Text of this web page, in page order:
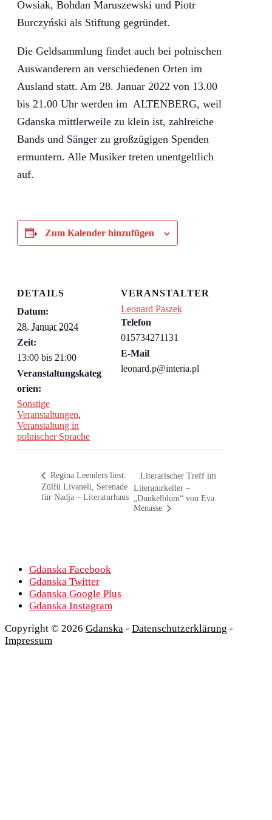
Owsiak, Bohdan Maruszewski und Piotr
Burczyński als Stiftung gegründet.
Die Geldsammlung findet auch bei polnischen
Auswanderern an verschiedenen Orten im
Ausland statt. Am 28. Januar 2022 von 13.00
bis 21.00 Uhr werden im ALTENBERG, weil
Gdanska mittlerweile zu klein ist, zahlreiche
Bands und Sänger zu großzügigen Spenden
ermuntern. Alle Musiker treten unentgeltlich
auf.
Zum Kalender hinzufügen
DETAILS
Datum:
28. Januar 2024
Zeit:
13:00 bis 21:00
Veranstaltungskateg
orien:
Sonstige
Veranstaltungen,
Veranstaltung in
polnischer Sprache
VERANSTALTER
Leonard Paszek
Telefon
015734271131
E-Mail
leonard.p@interia.pl
Regina Leenders liest:
Zülfü Livaneli, Serenade
für Nadja – Literaturhaus
Literarischer Treff im
Literaturkeller –
„Dunkelblum“ von Eva
Menasse
Gdanska Facebook
Gdanska Twitter
Gdanska Google Plus
Gdanska Instagram
Copyright © 2026 Gdanska - Datenschutzerklärung -
Impressum